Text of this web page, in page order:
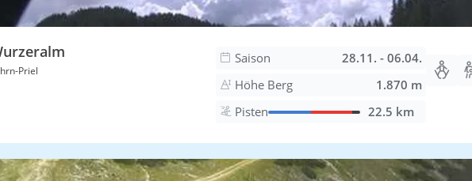
Priel
Saison
28.11. - 06.04.
Höhe Berg
1.870 m
Pisten
22.5 km